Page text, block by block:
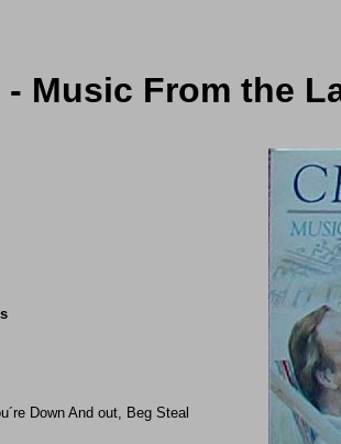
Music From the
Down And out, Beg Steal